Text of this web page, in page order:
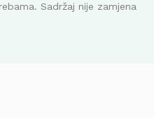
Sadržaj nije zamjena